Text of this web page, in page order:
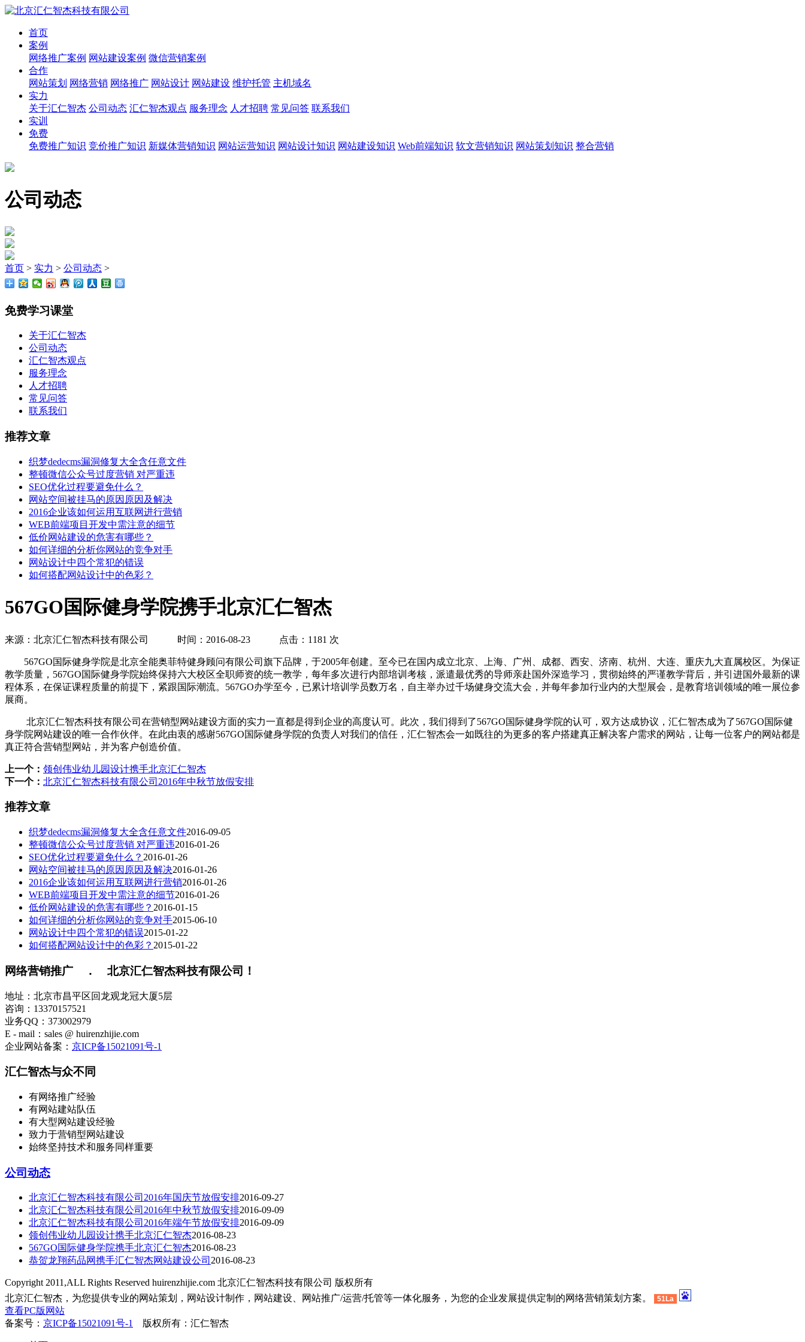
首页
案例
网络推广案例 网站建设案例 微信营销案例
合作
网站策划 网络营销 网络推广 网站设计 网站建设 维护托管 主机域名
实力
关于汇仁智杰 公司动态 汇仁智杰观点 服务理念 人才招聘 常见问答 联系我们
实训
免费
免费推广知识 竞价推广知识 新媒体营销知识 网站运营知识 网站设计知识 网站建设知识 Web前端知识 软文营销知识 网站策划知识 整合营销
公司动态
首页 > 实力 > 公司动态 >
免费学习课堂
关于汇仁智杰
公司动态
汇仁智杰观点
服务理念
人才招聘
常见问答
联系我们
推荐文章
织梦dedecms漏洞修复大全含任意文件
整顿微信公众号过度营销 对严重违
SEO优化过程要避免什么？
网站空间被挂马的原因原因及解决
2016企业该如何运用互联网进行营销
WEB前端项目开发中需注意的细节
低价网站建设的危害有哪些？
如何详细的分析你网站的竞争对手
网站设计中四个常犯的错误
如何搭配网站设计中的色彩？
567GO国际健身学院携手北京汇仁智杰
来源：北京汇仁智杰科技有限公司 时间：2016-08-23 点击： 1181 次
567GO国际健身学院是北京全能奥菲特健身顾问有限公司旗下品牌，于2005年创建。至今已在国内成立北京、上海、广州、成都、西安、济南、杭州、大连、重庆九大直属校区。为保证
教学质量，567GO国际健身学院始终保持六大校区全职师资的统一教学，每年多次进行内部培训考核，派遣最优秀的导师亲赴国外深造学习，贯彻始终的严谨教学背后，并引进国外最新的课
程体系，在保证课程质量的前提下，紧跟国际潮流。567GO办学至今，已累计培训学员数万名，自主举办过千场健身交流大会，并每年参加行业内的大型展会，是教育培训领域的唯一展位参
展商。
北京汇仁智杰科技有限公司在营销型网站建设方面的实力一直都是得到企业的高度认可。此次，我们得到了567GO国际健身学院的认可，双方达成协议，汇仁智杰成为了567GO国际健
身学院网站建设的唯一合作伙伴。在此由衷的感谢567GO国际健身学院的负责人对我们的信任，汇仁智杰会一如既往的为更多的客户搭建真正解决客户需求的网站，让每一位客户的网站都是
真正符合营销型网站，并为客户创造价值。
上一个： 领创伟业幼儿园设计携手北京汇仁智杰
下一个： 北京汇仁智杰科技有限公司2016年中秋节放假安排
推荐文章
织梦dedecms漏洞修复大全含任意文件2016-09-05
整顿微信公众号过度营销 对严重违2016-01-26
SEO优化过程要避免什么？ 2016-01-26
网站空间被挂马的原因原因及解决2016-01-26
2016企业该如何运用互联网进行营销2016-01-26
WEB前端项目开发中需注意的细节2016-01-26
低价网站建设的危害有哪些？ 2016-01-15
如何详细的分析你网站的竞争对手2015-06-10
网站设计中四个常犯的错误2015-01-22
如何搭配网站设计中的色彩？ 2015-01-22
网络营销推广 ． 北京汇仁智杰科技有限公司！
地址：北京市昌平区回龙观龙冠大厦5层
咨询：13370157521
业务QQ：373002979
E - mail：sales @ huirenzhijie.com
企业网站备案： 京ICP备15021091号-1
汇仁智杰与众不同
有网络推广经验
有网站建站队伍
有大型网站建设经验
致力于营销型网站建设
始终坚持技术和服务同样重要
公司动态
北京汇仁智杰科技有限公司2016年国庆节放假安排2016-09-27
北京汇仁智杰科技有限公司2016年中秋节放假安排2016-09-09
北京汇仁智杰科技有限公司2016年端午节放假安排2016-09-09
领创伟业幼儿园设计携手北京汇仁智杰2016-08-23
567GO国际健身学院携手北京汇仁智杰2016-08-23
恭贺龙翔药品网携手汇仁智杰网站建设公司 2016-08-23
Copyright 2011,ALL Rights Reserved huirenzhijie.com 北京汇仁智杰科技有限公司 版权所有
北京汇仁智杰，为您提供专业的网站策划，网站设计制作，网站建设、网站推广/运营/托管等一体化服务，为您的企业发展提供定制的网络营销策划方案。
51La
查看PC版网站
备案号： 京ICP备15021091号-1 版权所有：汇仁智杰